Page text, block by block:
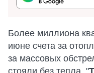
Более миллиона
июне счета за
за массовых
стояли без тепла. "